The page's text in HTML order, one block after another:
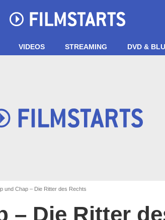
VIDEOS STREAMING DVD &
und Chap – Die Ritter des Rechts
– Die Ritter